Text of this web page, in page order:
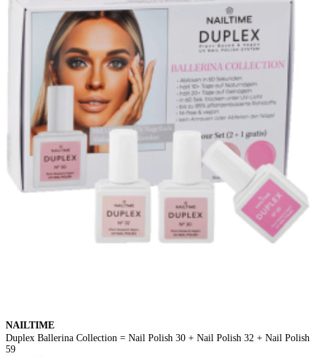
NAILTIME
Duplex Ballerina Collection = Nail Polish 30 + Nail Polish 32 + Nail Polish
59